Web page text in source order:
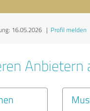
16.05.2026 | Profil melden